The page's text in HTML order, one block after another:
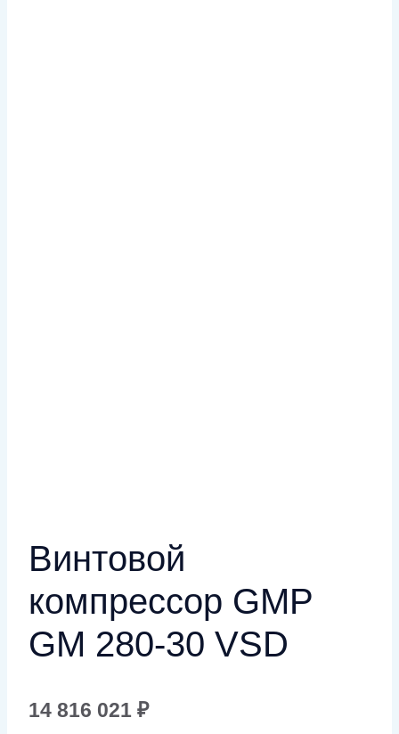
Винтовой
компрессор GMP
GM 280-30 VSD
14 816 021 ₽